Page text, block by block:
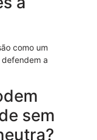
como um
a
sem